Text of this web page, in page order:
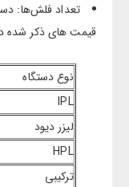
تعداد فلش‌ها:
قیمت های ذکر شده در جدول زیر، مربوط به مهر ماه
نوع دستگاه
IPL
لیزر دیود
HPL
ترکیبی